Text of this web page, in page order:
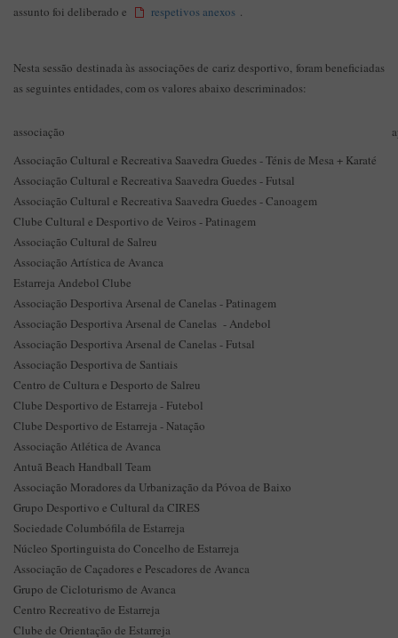
assunto foi deliberado e
respetivos anexos .
Nesta sessão destinada às associações de cariz desportivo, foram beneficiadas
as seguintes entidades, com os valores abaixo descriminados:
associação
Associação Cultural e Recreativa Saavedra Guedes - Ténis de Mesa + Karaté
Associação Cultural e Recreativa Saavedra Guedes - Futsal
Associação Cultural e Recreativa Saavedra Guedes - Canoagem
Clube Cultural e Desportivo de Veiros - Patinagem
Associação Cultural de Salreu
Associação Artística de Avanca
Estarreja Andebol Clube
Associação Desportiva Arsenal de Canelas - Patinagem
Associação Desportiva Arsenal de Canelas - Andebol
Associação Desportiva Arsenal de Canelas - Futsal
Associação Desportiva de Santiais
Centro de Cultura e Desporto de Salreu
Clube Desportivo de Estarreja - Futebol
Clube Desportivo de Estarreja - Natação
Associação Atlética de Avanca
Antuã Beach Handball Team
Associação Moradores da Urbanização da Póvoa de Baixo
Grupo Desportivo e Cultural da CIRES
Sociedade Columbófila de Estarreja
Núcleo Sportinguista do Concelho de Estarreja
Associação de Caçadores e Pescadores de Avanca
Grupo de Cicloturismo de Avanca
Centro Recreativo de Estarreja
Clube de Orientação de Estarreja